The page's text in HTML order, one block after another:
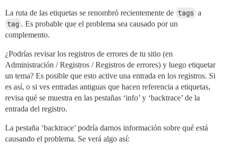
La ruta de las etiquetas se renombró recientemente de tags a
tag . Es probable que el problema sea causado por un
complemento.
¿Podrías revisar los registros de errores de tu sitio (en
Administración / Registros / Registros de errores) y luego etiquetar
un tema? Es posible que esto active una entrada en los registros. Si
es así, o si ves entradas antiguas que hacen referencia a etiquetas,
revisa qué se muestra en las pestañas ‘info’ y ‘backtrace’ de la
entrada del registro.
La pestaña ‘backtrace’ podría darnos información sobre qué está
causando el problema. Se verá algo así: